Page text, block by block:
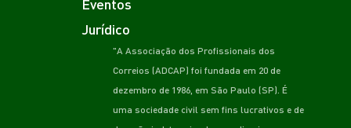
Jurídico
"A Associação dos Profissionais dos
Correios (ADCAP) foi fundada em 20 de
dezembro de 1986, em São Paulo (SP). É
uma sociedade civil sem fins lucrativos e de